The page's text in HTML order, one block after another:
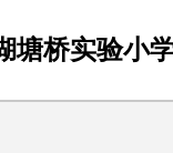
塘桥实验小